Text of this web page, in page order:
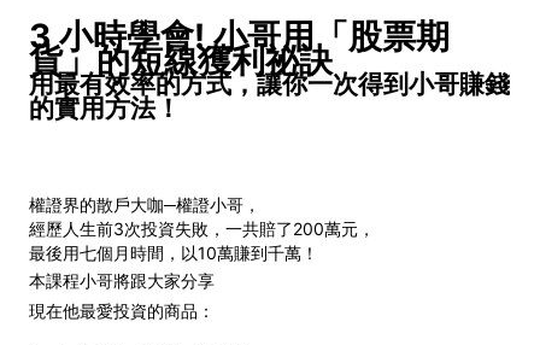
3 小時學會! 小哥用「股票期
貨」的短線獲利祕訣
用最有效率的方式，讓你一次得到小哥賺錢
的實用方法！
權證界的散戶大咖─權證小哥，
經歷人生前3次投資失敗，一共賠了200萬元，
最後用七個月時間，以10萬賺到千萬！
本課程小哥將跟大家分享
現在他最愛投資的商品：